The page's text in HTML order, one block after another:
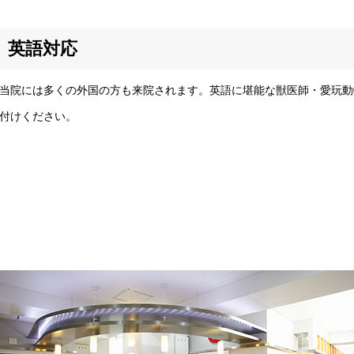
英語対応
には多くの外国の方も来院されます。英語に堪能な獣医師・愛玩
けください。